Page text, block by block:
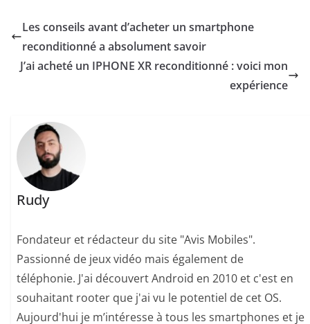
Les conseils avant d’acheter un smartphone
reconditionné a absolument savoir
J’ai acheté un IPHONE XR reconditionné : voici mon
expérience
Rudy
Fondateur et rédacteur du site "Avis Mobiles".
Passionné de jeux vidéo mais également de
téléphonie. J'ai découvert Android en 2010 et c'est en
souhaitant rooter que j'ai vu le potentiel de cet OS.
Aujourd'hui je m’intéresse à tous les smartphones et je